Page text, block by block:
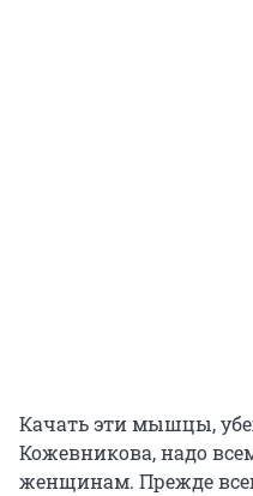
Качать эти мышцы,
Кожевникова, надо
женщинам. Прежде